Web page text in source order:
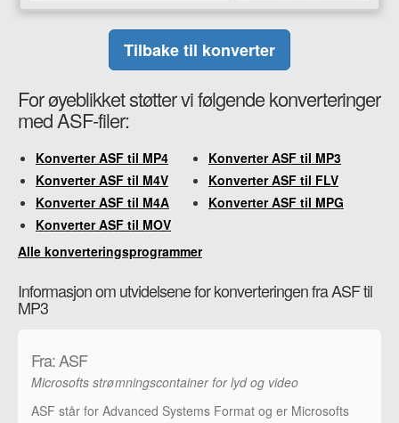
Tilbake til konverter
For øyeblikket støtter vi følgende konverteringer
med ASF-filer:
Konverter ASF til MP4
Konverter ASF til MP3
Konverter ASF til M4V
Konverter ASF til FLV
Konverter ASF til M4A
Konverter ASF til MPG
Konverter ASF til MOV
Alle konverteringsprogrammer
Informasjon om utvidelsene for konverteringen fra ASF til
MP3
Fra: ASF
Microsofts strømningscontainer for lyd og video
ASF står for Advanced Systems Format og er Microsofts